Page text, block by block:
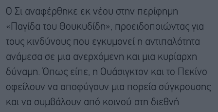
Ο Σι αναφέρθηκε εκ νέου στην περίφημη
«Παγίδα του Θουκυδίδη», προειδοποιώντας για
τους κινδύνους που εγκυμονεί η αντιπαλότητα
ανάμεσα σε μια ανερχόμενη και μια κυρίαρχη
δύναμη. Όπως είπε, η Ουάσιγκτον και το Πεκίνο
οφείλουν να αποφύγουν μια πορεία σύγκρουσης
και να συμβάλουν από κοινού στη διεθνή